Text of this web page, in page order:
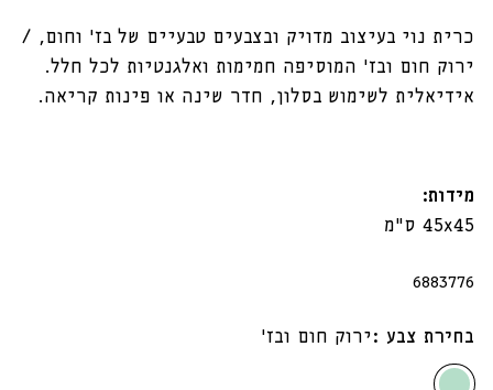
כרית נוי בעיצוב מדויק ובצבעים טבעיים של בז' וחום, /
ירוק חום ובז' המוסיפה חמימות ואלגנטיות לכל חלל.
אידיאלית לשימוש בסלון, חדר שינה או פינות קריאה.
מידות:
45x45 ס"מ
מק"ט:
6883776
בחירת צבע : ירוק חום ובז'
ירוק